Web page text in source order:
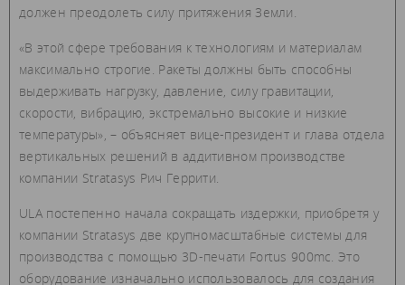
должен преодолеть силу притяжения Земли.
«В этой сфере требования к технологиям и материалам
максимально строгие. Ракеты должны быть способны
выдерживать нагрузку, давление, силу гравитации,
скорости, вибрацию, экстремально высокие и низкие
температуры», – объясняет вице-президент и глава отдела
вертикальных решений в аддитивном производстве
компании Stratasys Рич Геррити.
ULA постепенно начала сокращать издержки, приобретя у
компании Stratasys две крупномасштабные системы для
производства с помощью 3D-печати Fortus 900mc. Это
оборудование изначально использовалось для создания